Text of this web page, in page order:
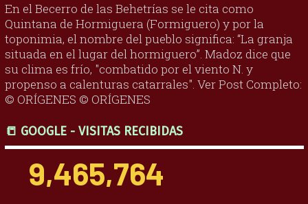
En el Becerro de las Behetrías se le cita como
Quintana de Hormiguera (Formiguero) y por la
toponimia, el nombre del pueblo significa: “La granja
situada en el lugar del hormiguero”. Madoz dice que
su clima es frío, "combatido por el viento N. y
propenso a calenturas catarrales". Ver Post Completo:
© ORÍGENES © ORÍGENES
📒 GOOGLE - VISITAS RECIBIDAS
9,465,764